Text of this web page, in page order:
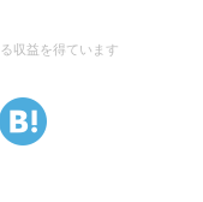
収益を得ています